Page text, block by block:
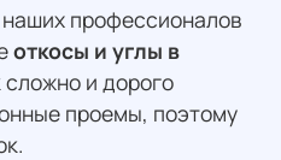
профессионалов
откосы и углы в
и дорого
проемы, поэтому